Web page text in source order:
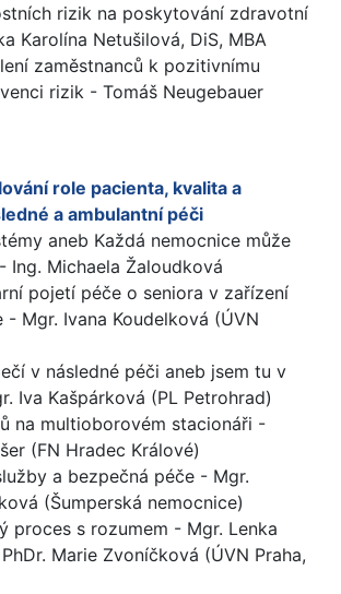
rizik na poskytování zdravotní
Karolína Netušilová, DiS, MBA
zaměstnanců k pozitivnímu
rizik - Tomáš Neugebauer
role pacienta, kvalita a
a ambulantní péči
aneb Každá nemocnice může
Ing. Michaela Žaloudková
pojetí péče o seniora v zařízení
- Mgr. Ivana Koudelková (ÚVN
v následné péči aneb jsem tu v
Iva Kašpárková (PL Petrohrad)
na multioborovém stacionáři -
(FN Hradec Králové)
a bezpečná péče - Mgr.
(Šumperská nemocnice)
proces s rozumem - Mgr. Lenka
Marie Zvoníčková (ÚVN Praha,